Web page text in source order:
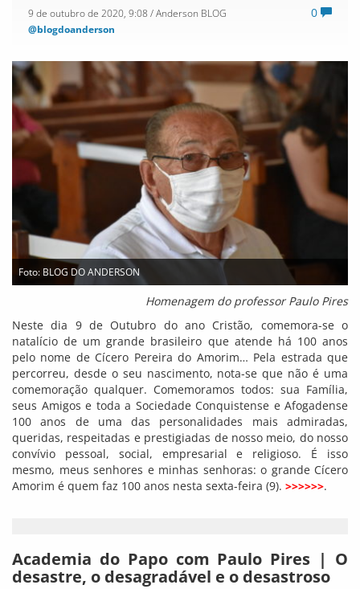
0
9 de outubro de 2020, 9:08 / Anderson BLOG
@blogdoanderson
Foto: BLOG DO ANDERSON
Homenagem do professor Paulo Pires
Neste dia 9 de Outubro do ano Cristão, comemora-se o
natalício de um grande brasileiro que atende há 100 anos
pelo nome de Cícero Pereira do Amorim… Pela estrada que
percorreu, desde o seu nascimento, nota-se que não é uma
comemoração qualquer. Comemoramos todos: sua Família,
seus Amigos e toda a Sociedade Conquistense e Afogadense
100 anos de uma das personalidades mais admiradas,
queridas, respeitadas e prestigiadas de nosso meio, do nosso
convívio pessoal, social, empresarial e religioso. É isso
mesmo, meus senhores e minhas senhoras: o grande Cícero
Amorim é quem faz 100 anos nesta sexta-feira (9). >>>>>>.
Academia do Papo com Paulo Pires | O
desastre, o desagradável e o desastroso